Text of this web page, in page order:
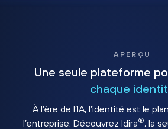
APERÇU
Une seule plateforme
chaque
À l’ère de l’IA, l’identité est le
l’entreprise. Découvrez Idira®, la